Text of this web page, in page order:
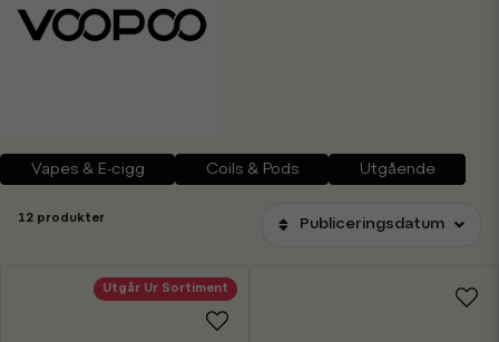
Vapes & E-cigg Coils & Pods Utgående
12 produkter Publiceringsdatum
Utgår Ur Sortiment